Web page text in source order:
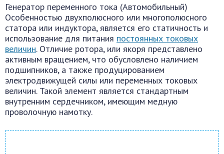
Генератор переменного тока (Автомобильный)
Особенностью двухполюсного или многополюсного
статора или индуктора, является его статичность и
использование для питания постоянных токовых
величин. Отличие ротора, или якоря представлено
активным вращением, что обусловлено наличием
подшипников, а также продуцированием
электродвижущей силы или переменных токовых
величин. Такой элемент является стандартным
внутренним сердечником, имеющим медную
проволочную намотку.